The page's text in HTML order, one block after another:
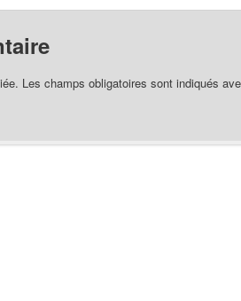
Les champs obligatoires sont indiqués